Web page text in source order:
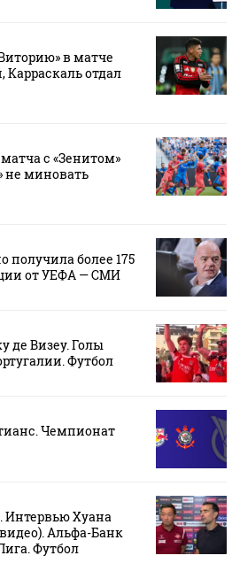
в матче
отдал
с «Зенитом»
не миновать
более 175
от УЕФА — СМИ
де Визеу. Голы
Футбол
Чемпионат
Интервью Хуана
Альфа-Банк
Футбол